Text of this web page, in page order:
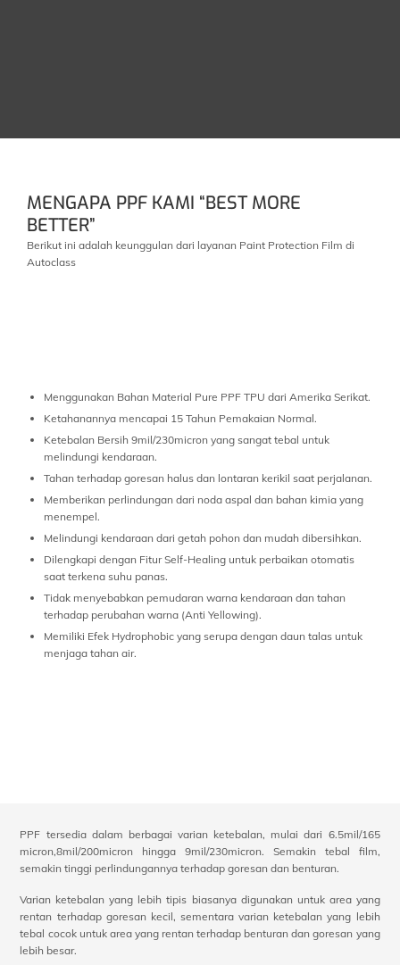
MENGAPA PPF KAMI “BEST MORE
BETTER”
Berikut ini adalah keunggulan dari layanan Paint Protection Film di
Autoclass
Menggunakan Bahan Material Pure PPF TPU dari Amerika Serikat.
Ketahanannya mencapai 15 Tahun Pemakaian Normal.
Ketebalan Bersih 9mil/230micron yang sangat tebal untuk
melindungi kendaraan.
Tahan terhadap goresan halus dan lontaran kerikil saat perjalanan.
Memberikan perlindungan dari noda aspal dan bahan kimia yang
menempel.
Melindungi kendaraan dari getah pohon dan mudah dibersihkan.
Dilengkapi dengan Fitur Self-Healing untuk perbaikan otomatis
saat terkena suhu panas.
Tidak menyebabkan pemudaran warna kendaraan dan tahan
terhadap perubahan warna (Anti Yellowing).
Memiliki Efek Hydrophobic yang serupa dengan daun talas untuk
menjaga tahan air.
PPF tersedia dalam berbagai varian ketebalan, mulai dari 6.5mil/165
micron,8mil/200micron hingga 9mil/230micron. Semakin tebal film,
semakin tinggi perlindungannya terhadap goresan dan benturan.
Varian ketebalan yang lebih tipis biasanya digunakan untuk area yang
rentan terhadap goresan kecil, sementara varian ketebalan yang lebih
tebal cocok untuk area yang rentan terhadap benturan dan goresan yang
lebih besar.